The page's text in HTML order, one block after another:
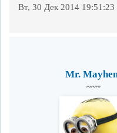
Вт, 30 Дек 2014 19:51:23
Mr.
~~~